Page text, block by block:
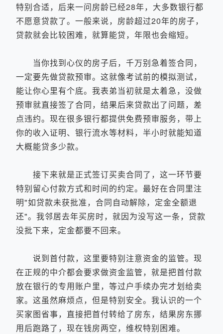
特别合适，后来一问房龄已经28年，大多数银行都
不愿意贷款了。一般来说，房龄超过20年的房子，
贷款就会比较困难，就算能贷，年限也会缩短。
当你找到心仪的房子后，千万别急着签合同，
一定要先做贷款预审。这就像考试前的模拟测试，
能让你心里有个底。我表弟当初就是太着急，没做
预审就直接签了合同，结果后来贷款出了问题，差
点违约。现在很多银行都提供免费预审服务，带上
你的收入证明、银行流水等材料，半小时就能知道
大概能贷多少款。
接下来就是正式签订买卖合同了，这一环节要
特别留心付款方式和时间的约定。最好在合同里注
明"如贷款未获批准，合同自动解除，定金全额退
还"。我邻居去年买房时，就因为没写这一条，贷款
没批下来，定金都要不回来。
说到首付款，这里要特别注意资金的监管。现
在正规的中介都会要求做资金监管，就是把首付款
放在银行的专用账户里，等过户手续办完才划给卖
家。这虽然麻烦点，但是特别安全。我认识的一个
买家图省事，直接把首付转给了房东，结果房东挪
用后跑路了，现在钱房两空，维权特别困难。